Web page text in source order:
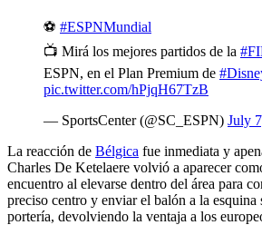
⚽ #ESPNMundial
📺 Mirá los mejores partidos de la
ESPN, en el Plan Premium de
pic.twitter.com/hPjqH67TzB
— SportsCenter (@SC_ESPN) July
La reacción de Bélgica fue inmediata y
Charles De Ketelaere volvió a aparecer
encuentro al elevarse dentro del área para
preciso centro y enviar el balón a la esquina
portería, devolviendo la ventaja a los